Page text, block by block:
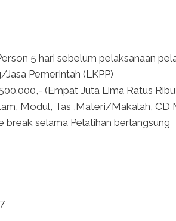
5 hari sebelum pelaksanaan
Pemerintah (LKPP)
(Empat Juta Lima Ratus Ribu
Modul, Tas ,Materi/Makalah, CD
selama Pelatihan berlangsung